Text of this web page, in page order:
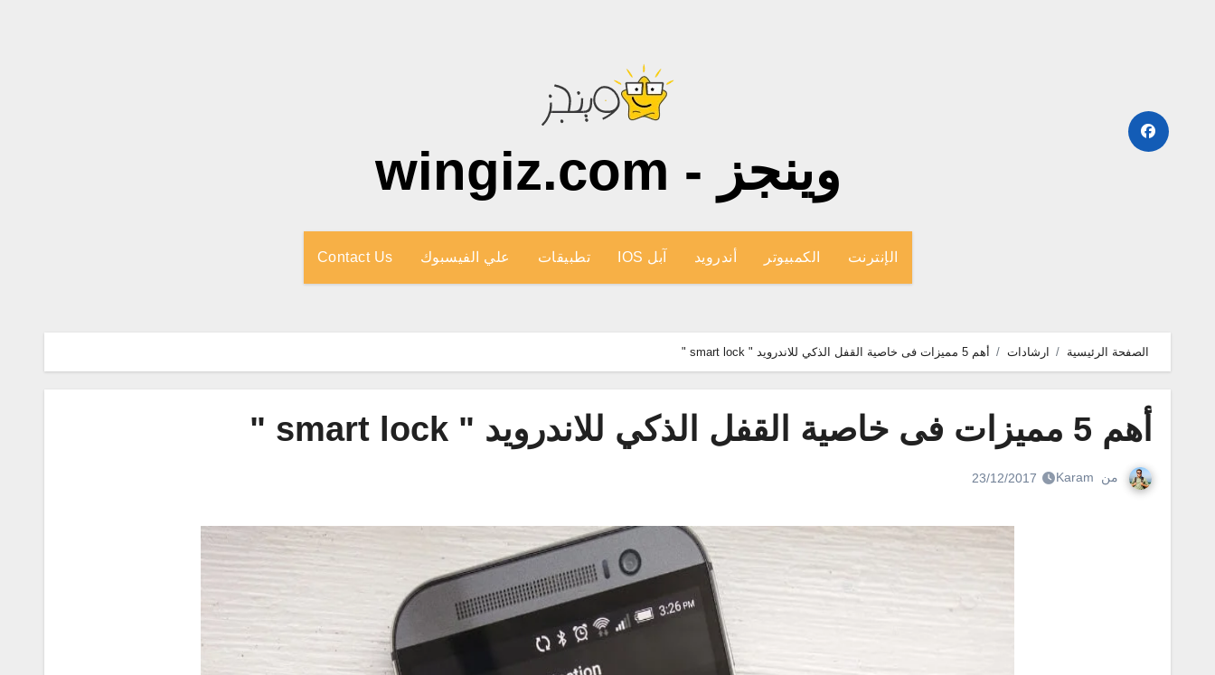
وينجز - wingiz.com
الإنترنت الكمبيوتر أندرويد آبل IOS تطبيقات علي الفيسبوك Contact Us
الصفحة الرئيسية ارشادات أهم 5 مميزات فى خاصية القفل الذكي للاندرويد " smart lock "
أهم 5 مميزات فى خاصية القفل الذكي للاندرويد " smart lock "
من Karam
23/12/2017